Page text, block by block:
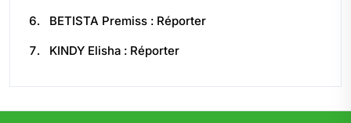
BETISTA Premiss : Réporter
KINDY Elisha : Réporter